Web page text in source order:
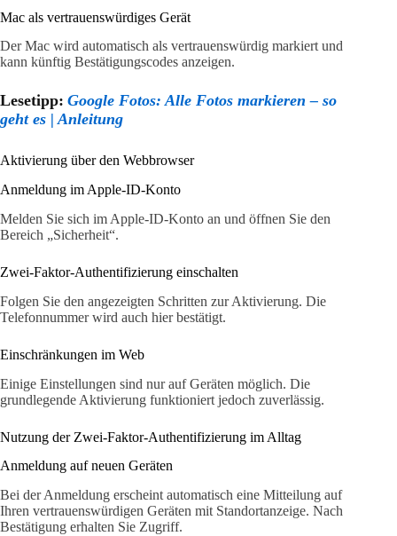
Mac als vertrauenswürdiges Gerät
Der Mac wird automatisch als vertrauenswürdig markiert und
kann künftig Bestätigungscodes anzeigen.
Lesetipp: Google Fotos: Alle Fotos markieren – so
geht es | Anleitung
Aktivierung über den Webbrowser
Anmeldung im Apple-ID-Konto
Melden Sie sich im Apple-ID-Konto an und öffnen Sie den
Bereich „Sicherheit“.
Zwei-Faktor-Authentifizierung einschalten
Folgen Sie den angezeigten Schritten zur Aktivierung. Die
Telefonnummer wird auch hier bestätigt.
Einschränkungen im Web
Einige Einstellungen sind nur auf Geräten möglich. Die
grundlegende Aktivierung funktioniert jedoch zuverlässig.
Nutzung der Zwei-Faktor-Authentifizierung im Alltag
Anmeldung auf neuen Geräten
Bei der Anmeldung erscheint automatisch eine Mitteilung auf
Ihren vertrauenswürdigen Geräten mit Standortanzeige. Nach
Bestätigung erhalten Sie Zugriff.